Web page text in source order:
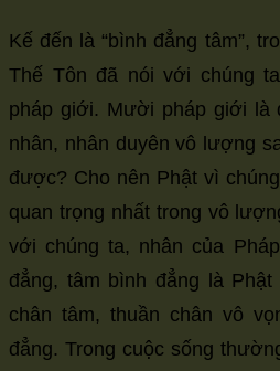
Kế đến là “bình đẳng tâm”,
Thế Tôn đã nói với chúng
pháp giới. Mười pháp giới là
nhân, nhân duyên vô lượng
được? Cho nên Phật vì
quan trọng nhất trong vô
với chúng ta, nhân của
đẳng, tâm bình đẳng là
chân tâm, thuần chân vô
đẳng. Trong cuộc sống